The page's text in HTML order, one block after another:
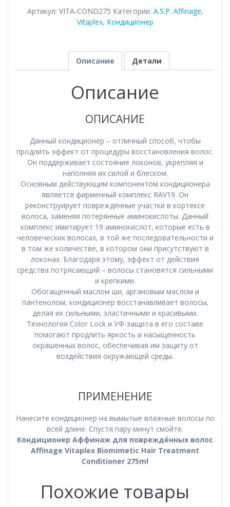
Артикул: VITA-COND275 Категории: A.S.P. Affinage,
Vitaplex, Кондиционер
Описание Детали
Описание
ОПИСАНИЕ
Данный кондиционер – отличный способ, чтобы
продлить эффект от процедуры восстановления волос.
Он поддерживает состояние локонов, укрепляя и
наполняя их силой и блеском.
Основным действующим компонентом кондиционера
является фирменный комплекс RAV19. Он
реконструирует повреждённые участки в кортексе
волоса, заменяя потерянные аминокислоты. Данный
комплекс имитирует 19 аминокислот, которые есть в
человеческих волосах, в той же последовательности и
в том же количестве, в котором они присутствуют в
локонах. Благодаря этому, эффект от действия
средства потрясающий – волосы становятся сильными
и крепкими.
Обогащенный маслом ши, аргановым маслом и
пантенолом, кондиционер восстанавливает волосы,
делая их сильными, эластичными и красивыми.
Технология Color Lock и УФ-защита в его составе
помогают продлить яркость и насыщенность
окрашенных волос, обеспечивая им защиту от
воздействия окружающей среды.
ПРИМЕНЕНИЕ
Нанесите кондиционер на вымытые влажные волосы по
всей длине. Спустя пару минут смойте.
Кондиционер Аффинаж для повреждённых волос
Affinage Vitaplex Biomimetic Hair Treatment
Conditioner 275ml
Похожие товары